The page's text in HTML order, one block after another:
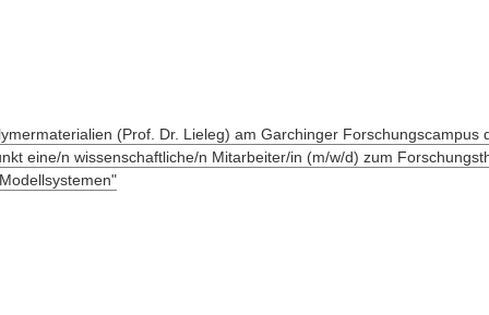
(Prof. Dr. Lieleg) am Garchinger Forschungscampus
eine/n wissenschaftliche/n Mitarbeiter/in (m/w/d) zum